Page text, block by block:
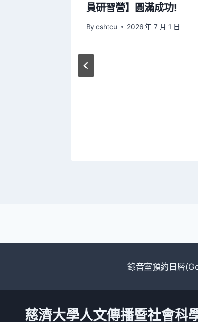
員研習營】圓滿成功!
By cshtcu 2026 年 7 月 1 日
錄音室預約日曆
慈濟大學人文傳播暨社會科